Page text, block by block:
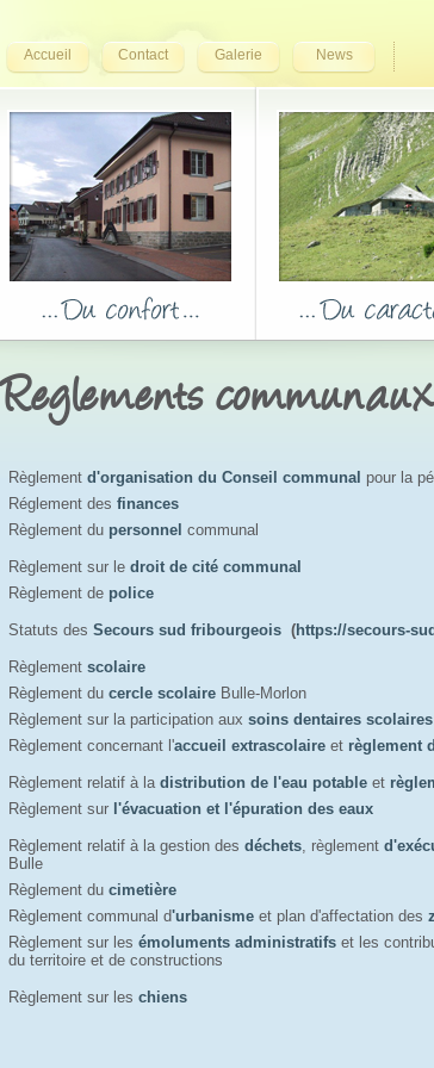
Accueil Contact Galerie News
Reglements communaux
Règlement d'organisation du Conseil communal pour la
Réglement des finances
Règlement du personnel communal
Règlement sur le droit de cité communal
Règlement de police
Statuts des Secours sud fribourgeois (https://secours-
Règlement scolaire
Règlement du cercle scolaire Bulle-Morlon
Règlement sur la participation aux soins dentaires scolaires
Règlement concernant l'accueil extrascolaire et règlement
Règlement relatif à la distribution de l'eau potable et
Règlement sur l'évacuation et l'épuration des eaux
Règlement relatif à la gestion des déchets, règlement
Bulle
Règlement du cimetière
Règlement communal d'urbanisme et plan d'affectation des
Règlement sur les émoluments administratifs et les
du territoire et de constructions
Règlement sur les chiens